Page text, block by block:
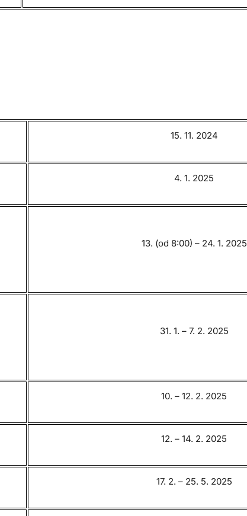
15. 11. 2024
4. 1. 2025
13. (od 8:00) – 24. 1. 2025
31. 1. – 7. 2. 2025
10. – 12. 2. 2025
12. – 14. 2. 2025
17. 2. – 25. 5. 2025